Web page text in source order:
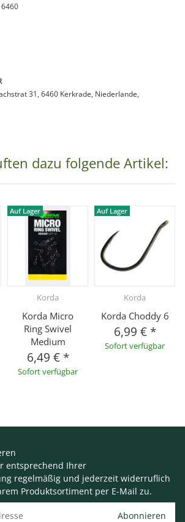
31, 6460 Kerkrade, Niederlande,
dazu folgende Artikel:
Auf Lager
Korda
Korda Micro
Ring Swivel
Medium
6,49 € *
Sofort verfügbar
Auf Lager
Korda
Korda Choddy 6
6,99 € *
Sofort verfügbar
entsprechend Ihrer
regelmäßig und jederzeit widerruflich
Produktsortiment per E-Mail zu.
Abonnieren